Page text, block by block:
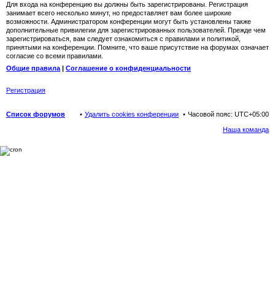
Для входа на конференцию вы должны быть зарегистрированы. Регистрация
занимает всего несколько минут, но предоставляет вам более широкие
возможности. Администратором конференции могут быть установлены также
дополнительные привилегии для зарегистрированных пользователей. Прежде чем
зарегистрироваться, вам следует ознакомиться с правилами и политикой,
принятыми на конференции. Помните, что ваше присутствие на форумах означает
согласие со всеми правилами.
Общие правила | Соглашение о конфиденциальности
Регистрация
Список форумов Часовой пояс: UTC+05:00
Удалить cookies конференции
Наша команда